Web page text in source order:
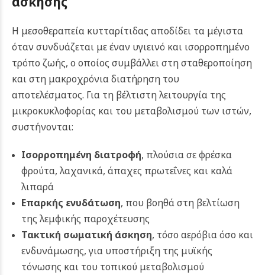
Η μεσοθεραπεία κυτταρίτιδας αποδίδει τα μέγιστα
όταν συνδυάζεται με έναν υγιεινό και ισορροπημένο
τρόπο ζωής, ο οποίος συμβάλλει στη σταθεροποίηση
και στη μακροχρόνια διατήρηση του
αποτελέσματος. Για τη βέλτιστη λειτουργία της
μικροκυκλοφορίας και του μεταβολισμού των ιστών,
συστήνονται:
Ισορροπημένη διατροφή, πλούσια σε φρέσκα
φρούτα, λαχανικά, άπαχες πρωτεΐνες και καλά
λιπαρά
Επαρκής ενυδάτωση, που βοηθά στη βελτίωση
της λεμφικής παροχέτευσης
Τακτική σωματική άσκηση, τόσο αερόβια όσο και
ενδυνάμωσης, για υποστήριξη της μυϊκής
τόνωσης και του τοπικού μεταβολισμού